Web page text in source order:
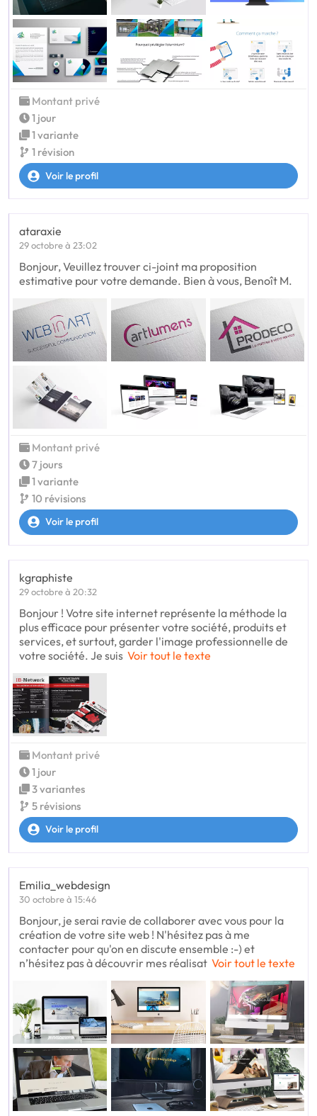
Montant privé
1 jour
1 variante
1 révision
Voir le profil
ataraxie
29 octobre à 23:02
Bonjour, Veuillez trouver ci-joint ma proposition
estimative pour votre demande. Bien à vous, Benoît M.
Montant privé
7 jours
1 variante
10 révisions
Voir le profil
kgraphiste
29 octobre à 20:32
Bonjour ! Votre site internet représente la méthode la
plus efficace pour présenter votre société, produits et
services, et surtout, garder l'image professionnelle de
votre société. Je suis Voir tout le texte
Montant privé
1 jour
3 variantes
5 révisions
Voir le profil
Emilia_webdesign
30 octobre à 15:46
Bonjour, je serai ravie de collaborer avec vous pour la
création de votre site web ! N'hésitez pas à me
contacter pour qu'on en discute ensemble :-) et
n’hésitez pas à découvrir mes réalisat Voir tout le texte